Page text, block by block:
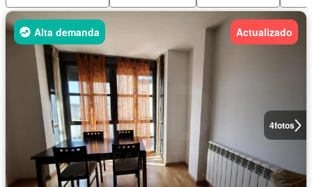
4fotos
Alta demanda Actualizado